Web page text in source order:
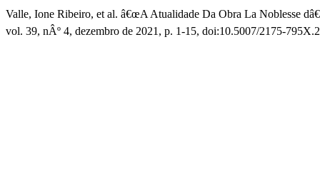
Valle, Ione Ribeiro, et al. â€œA Atualidade Da Obra La Noblesse
vol. 39, nÂº 4, dezembro de 2021, p. 1-15, doi:10.5007/2175-